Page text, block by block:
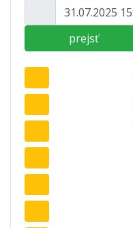
prejsť